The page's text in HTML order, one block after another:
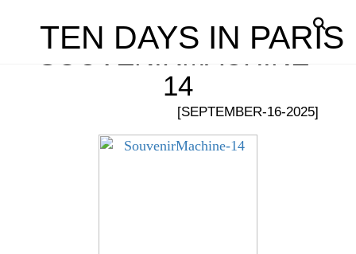
TEN DAYS IN PARIS
SOUVENIRMACHINE-
14
[SEPTEMBER-16-2025]